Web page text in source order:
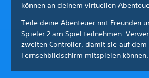
können an deinem virtuellen
Teile deine Abenteuer mit Freunden
Spieler 2 am Spiel teilnehmen.
zweiten Controller, damit sie auf dem
Fernsehbildschirm mitspielen können.